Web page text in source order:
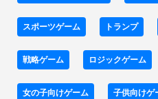
スポーツゲーム トランプ
戦略ゲーム ロジックゲーム
女の子向けゲーム 子供向けゲ